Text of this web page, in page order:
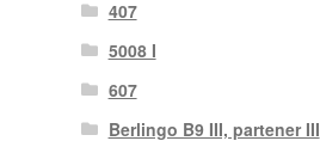
407
5008 I
607
Berlingo B9 III, partener III